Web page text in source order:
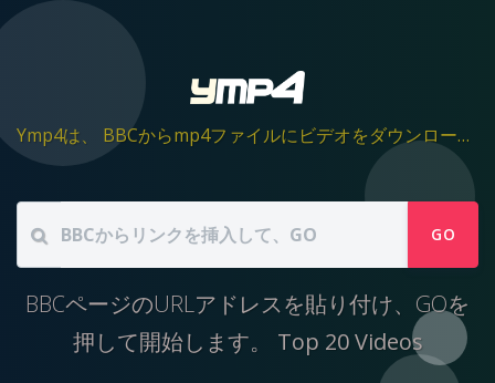
Ymp4は、 BBCからmp4ファイルにビデオをダウンロードするのに役立ちます
GO
BBCページのURLアドレスを貼り付け、GOを
押して開始します。 Top 20 Videos